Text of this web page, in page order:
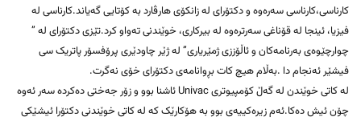
کارناسی،کارناسی سەرەوە و دکتۆرای لە زانکۆی هارڤارد بە کۆتایی گەیاند.کارناسی لە
فیزیا، ئینجا لە قۆناغی سەرترەوە لە بیرکاری، خوێندنی تەواو کرد.تێزی دکتۆرای لە ”
چوارچێوەی بەرنامەکان و ئاڵۆززی ژمێریاری” لە ژێر چاودێری پرۆفسۆر پاتریک سی
فیشێر ئەنجام دا .بەڵام هیچ کات بڕوانامەی دکتۆرای خۆی نەگرت.
لە کاتی خوێندن لە گەڵ کۆمپیوتری Univac ئاشنا بوو و زۆر جەختی دەکردە سەر ئەوە
چۆن ئیش دەکا.ئەم زیرەکییەی بوو بە هۆکارێک کە لە کاتی خوێندنی دکتۆرا ئیشێکی